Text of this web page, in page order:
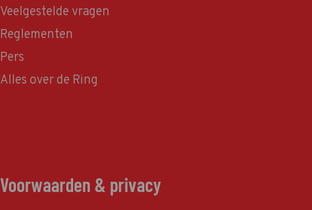
Veelgestelde vragen
Reglementen
Pers
Alles over de Ring
Voorwaarden & privacy